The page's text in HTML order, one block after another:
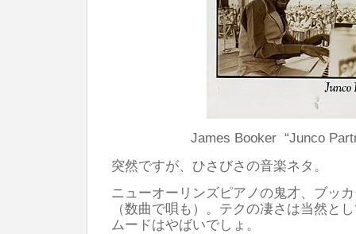
James Booker “Junco
突然ですが、ひさびさの音楽ネタ。
ニューオーリンズピアノの鬼才、ブッ
（数曲で唄も）。テクの凄さは当然と
ムードはやばいでしょ。